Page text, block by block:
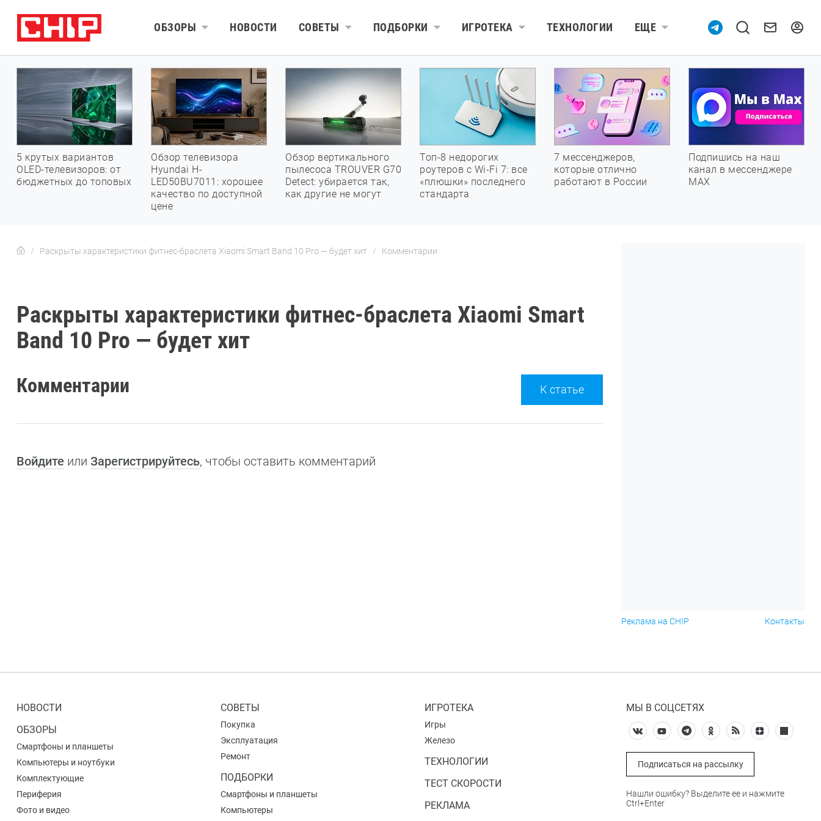
ОБЗОРЫ НОВОСТИ СОВЕТЫ ПОДБОРКИ ИГРОТЕКА ТЕХНОЛОГИИ ЕЩЕ
5 крутых вариантов
OLED-телевизоров: от
бюджетных до топовых
Обзор телевизора
Hyundai H-
LED50BU7011: хорошее
качество по доступной
цене
Обзор вертикального
пылесоса TROUVER G70
Detect: убирается так,
как другие не могут
Топ-8 недорогих
роутеров с Wi-Fi 7: все
«плюшки» последнего
стандарта
7 мессенджеров,
которые отлично
работают в России
Подпишись на наш
канал в мессенджере
МАХ
Раскрыты характеристики фитнес-браслета Xiaomi Smart Band 10 Pro — будет хит Комментарии
Раскрыты характеристики фитнес-браслета Xiaomi Smart
Band 10 Pro — будет хит
Комментарии К статье
Войдите или Зарегистрируйтесь, чтобы оставить комментарий
Реклама на CHIP Контакты
НОВОСТИ
ОБЗОРЫ
Смартфоны и планшеты
Компьютеры и ноутбуки
Комплектующие
Периферия
Фото и видео
СОВЕТЫ
Покупка
Эксплуатация
Ремонт
ПОДБОРКИ
Смартфоны и планшеты
Компьютеры
ИГРОТЕКА
Игры
Железо
ТЕХНОЛОГИИ
ТЕСТ СКОРОСТИ
РЕКЛАМА
МЫ В СОЦСЕТЯХ
Подписаться на рассылку
Нашли ошибку? Выделите ее и нажмите
Ctrl+Enter